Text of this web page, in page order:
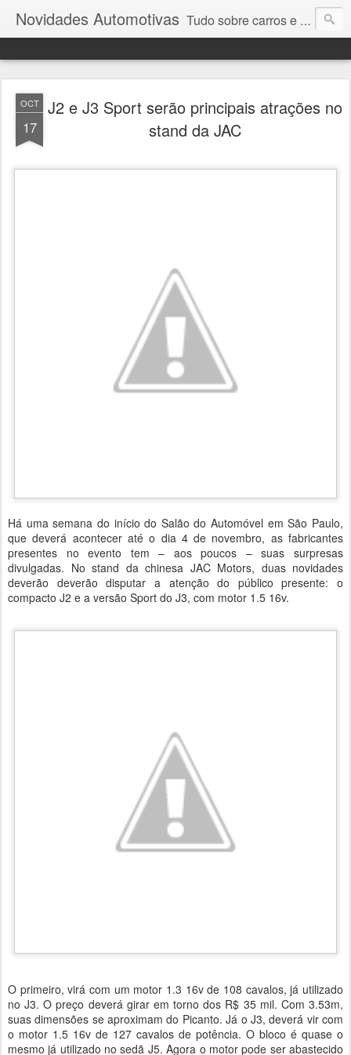
Novidades Automotivas Tudo sobre carros e motores
OCT
17
J2 e J3 Sport serão principais atrações no
stand da JAC
Há uma semana do início do Salão do Automóvel em São Paulo,
que deverá acontecer até o dia 4 de novembro, as fabricantes
presentes no evento tem – aos poucos – suas surpresas
divulgadas. No stand da chinesa JAC Motors, duas novidades
deverão deverão disputar a atenção do público presente: o
compacto J2 e a versão Sport do J3, com motor 1.5 16v.
O primeiro, virá com um motor 1.3 16v de 108 cavalos, já utilizado
no J3. O preço deverá girar em torno dos R$ 35 mil. Com 3.53m,
suas dimensões se aproximam do Picanto. Já o J3, deverá vir com
o motor 1.5 16v de 127 cavalos de potência. O bloco é quase o
mesmo já utilizado no sedã J5. Agora o motor pode ser abastecido